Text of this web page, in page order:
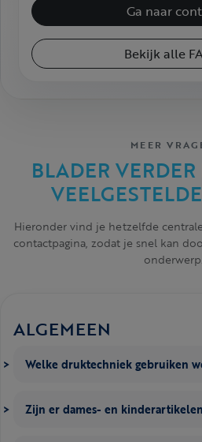
Ga naar
Bekijk alle
MEER
BLADER
Hieronder vind je hetzelfde
contactpagina, zodat je snel kan
onderwerp.
ALGEMEEN
Welke druktechniek gebruiken
Zijn er dames- en